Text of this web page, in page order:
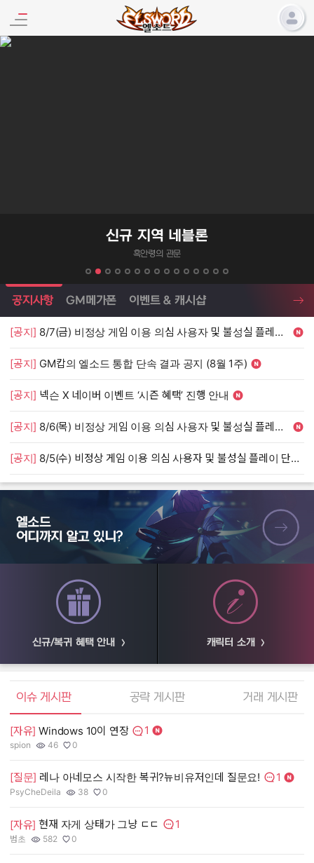
엘소드 프로모션
신규 지역 네블론
흑안령의 관문
엘소드 소식
공지사항 GM메가폰 이벤트 & 캐시샵
[공지] 8/7(금) 비정상 게임 이용 의심 사용자 및 불성실 플레이 단속 안내
[공지] GM캅의 엘소드 통합 단속 결과 공지 (8월 1주)
[공지] 넥슨 X 네이버 이벤트 ‘시즌 혜택’ 진행 안내
[공지] 8/6(목) 비정상 게임 이용 의심 사용자 및 불성실 플레이 단속 안내
[공지] 8/5(수) 비정상 게임 이용 의심 사용자 및 불성실 플레이 단속 안내
엘소드 어디까지 알고 있니?
신규/복귀 혜택 안내 캐릭터 소개
엘소드 커뮤니티
이슈 게시판 공략 게시판 거래 게시판
[자유] Windows 10이 연장 댓글수:
1
작성자:
spion
조회수:
46
추천수:
0
[질문] 레나 아네모스 시작한 복귀?뉴비유저인데 질문요! 댓글수:
1
작성자:
PsyCheDeila
조회수:
38
추천수:
0
[자유] 현재 자게 상태가 그냥 ㄷㄷ 댓글수:
1
작성자:
범초
조회수:
582
추천수:
0